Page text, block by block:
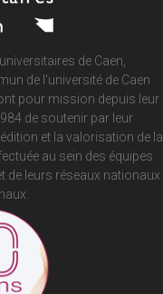
de Caen,
de l'université de Caen
pour mission depuis leur
de soutenir par leur
et la valorisation de la
au sein des équipes
de leurs réseaux nationaux